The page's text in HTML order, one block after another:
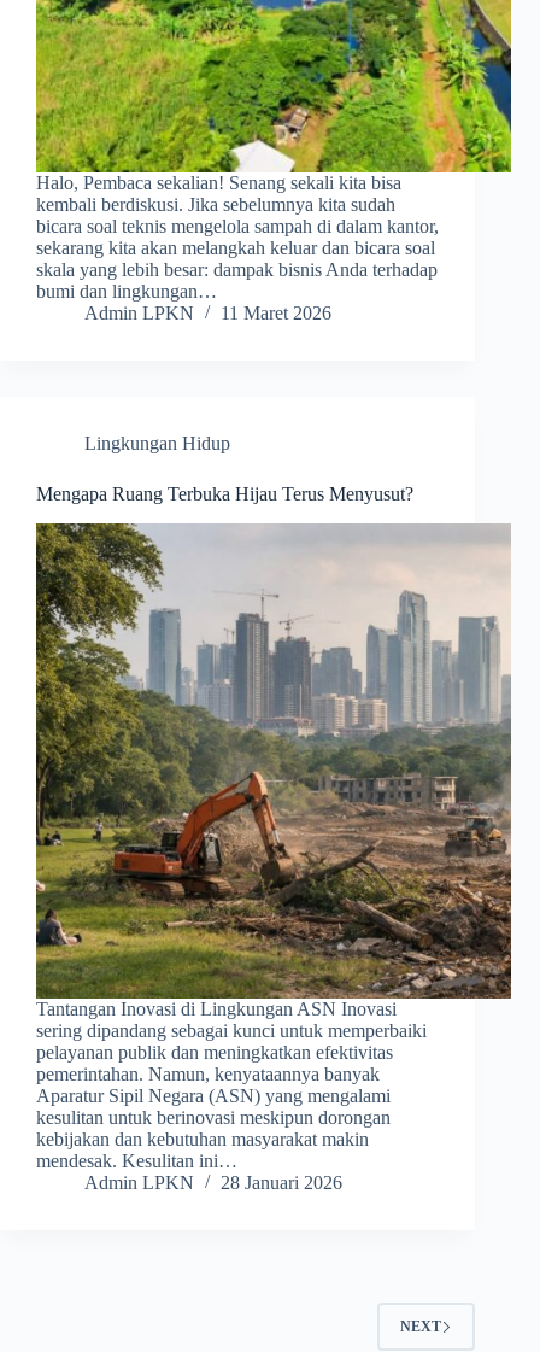
Halo, Pembaca sekalian! Senang sekali kita bisa
kembali berdiskusi. Jika sebelumnya kita sudah
bicara soal teknis mengelola sampah di dalam kantor,
sekarang kita akan melangkah keluar dan bicara soal
skala yang lebih besar: dampak bisnis Anda terhadap
bumi dan lingkungan…
Admin LPKN
11 Maret 2026
Lingkungan Hidup
Mengapa Ruang Terbuka Hijau Terus Menyusut?
Tantangan Inovasi di Lingkungan ASN Inovasi
sering dipandang sebagai kunci untuk memperbaiki
pelayanan publik dan meningkatkan efektivitas
pemerintahan. Namun, kenyataannya banyak
Aparatur Sipil Negara (ASN) yang mengalami
kesulitan untuk berinovasi meskipun dorongan
kebijakan dan kebutuhan masyarakat makin
mendesak. Kesulitan ini…
Admin LPKN
28 Januari 2026
NEXT